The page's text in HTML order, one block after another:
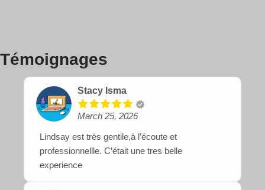
Témoignages
Stacy Isma
March 25, 2026
Lindsay est très gentile,à l’écoute et
professionnellle. C’était une tres belle
experience